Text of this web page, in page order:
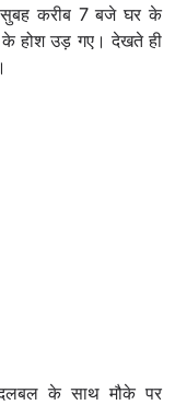
सुबह करीब 7 बजे घर के
होश उड़ गए। देखते ही
के साथ मौके पर